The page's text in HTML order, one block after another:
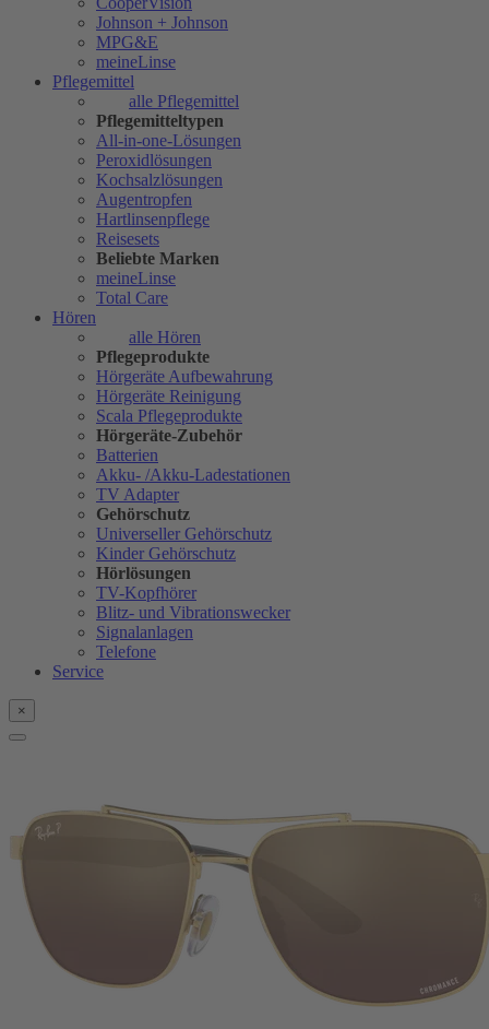
Johnson + Johnson
MPG&E
meineLinse
Pflegemittel
alle Pflegemittel
Pflegemitteltypen
All-in-one-Lösungen
Peroxidlösungen
Kochsalzlösungen
Augentropfen
Hartlinsenpflege
Reisesets
Beliebte Marken
meineLinse
Total Care
Hören
alle Hören
Pflegeprodukte
Hörgeräte Aufbewahrung
Hörgeräte Reinigung
Scala Pflegeprodukte
Hörgeräte-Zubehör
Batterien
Akku- /Akku-Ladestationen
TV Adapter
Gehörschutz
Universeller Gehörschutz
Kinder Gehörschutz
Hörlösungen
TV-Kopfhörer
Blitz- und Vibrationswecker
Signalanlagen
Telefone
Service
×